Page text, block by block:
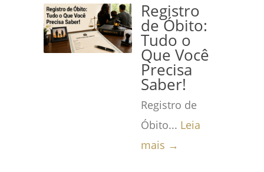
Registro
de Óbito:
Tudo o
Que Você
Precisa
Saber!
Registro de
Óbito... Leia
mais →